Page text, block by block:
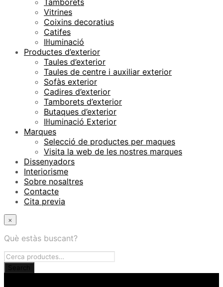
Vitrines
Coixins decoratius
Catifes
Il·luminació
Productes d’exterior
Taules d’exterior
Taules de centre i auxiliar exterior
Sofàs exterior
Cadires d’exterior
Tamborets d’exterior
Butaques d’exterior
Il·luminació Exterior
Marques
Selecció de productes per maques
Visita la web de les nostres marques
Dissenyadors
Interiorisme
Sobre nosaltres
Contacte
Cita previa
×
Què estàs buscant?